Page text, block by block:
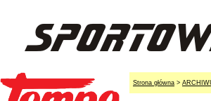
Strona główna >